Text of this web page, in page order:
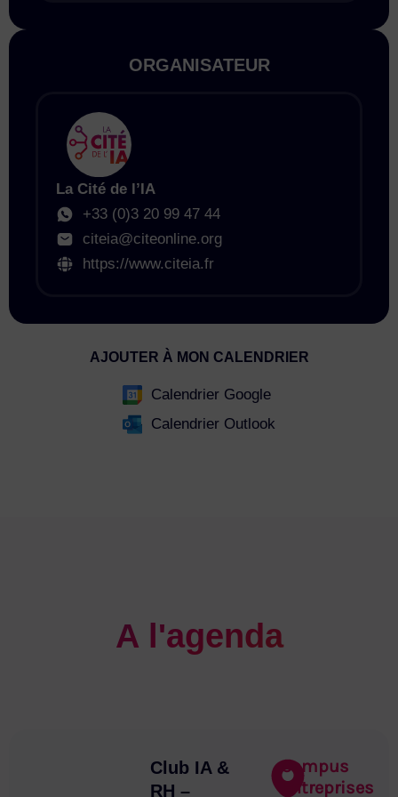
ORGANISATEUR
La Cité de l’IA
+33 (0)3 20 99 47 44
citeia@citeonline.org
https://www.citeia.fr
AJOUTER À MON CALENDRIER
Calendrier Google
Calendrier Outlook
A l'agenda
Club IA &
RH –
Campus
Entreprises